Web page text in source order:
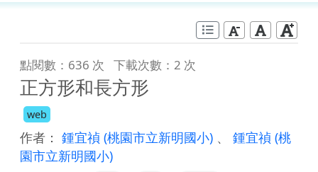
點閱數：636 次 下載次數：2 次
正方形和長方形
web
作者： 鍾宜禎 (桃園市立新明國小) 、 鍾宜禎 (桃
園市立新明國小)